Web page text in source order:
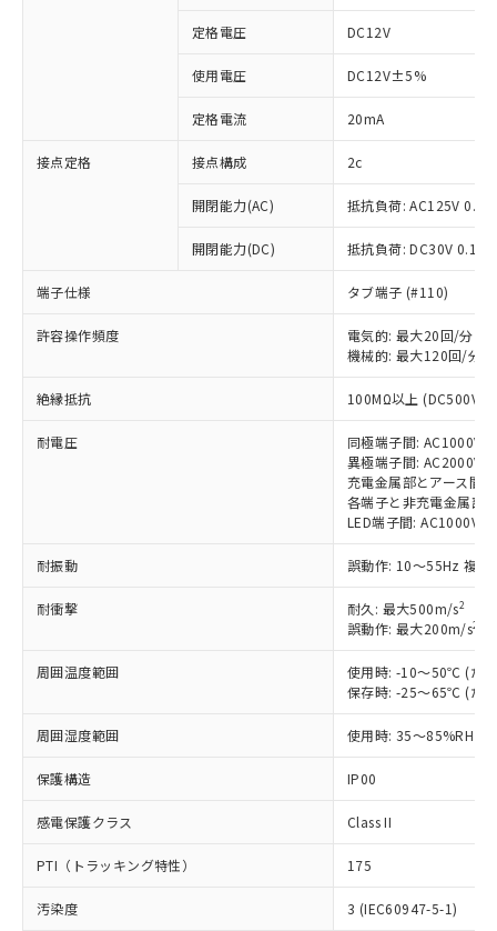
定格電圧 DC12V
使用電圧 DC12V±5%
定格電流 20mA
接点定格 接点構成 2c
開閉能力(AC) 抵抗負荷: AC125V 0.1A
開閉能力(DC) 抵抗負荷: DC30V 0.1A
端子仕様 タブ端子 (#110)
許容操作頻度
電気的: 最大20回/分
機械的: 最大120回/分
絶縁抵抗 100MΩ以上 (DC500Vメ
耐電圧
同極端子間: AC1000V
異極端子間: AC2000V
充電金属部とアース間
各端子と非充電金属部
LED端子間: AC1000V
耐振動 誤動作: 10～55Hz 複
耐衝撃 耐久: 最大500m/s2
誤動作: 最大200m/s2
周囲温度範囲
使用時: -10～50℃ (た
保存時: -25～65℃ (た
周囲湿度範囲 使用時: 35～85%RH
保護構造 IP00
感電保護クラス Class II
PTI（トラッキング特性） 175
汚染度 3 (IEC60947-5-1)
本サービスは、当社制御機器事業取扱
商品の当社在庫状況および標準価格
(税抜)を提供させていただくもので
当社制御機器事業取扱商品の中には、
本サービスの対象外となる商品もある
在庫状況および標準価格照会結果は、
記載している更新日時点での社内デー
タに基づき作成されるものであり、閲
覧された時点での実際の在庫および標
準価格とは異なる場合があることをご
対応済み：EU RoHS指令（10物質）の
非含有に対応した製品が提供可能な商品で
対応予定：EU RoHS指令（10物質）の非含
有に対応した製品に切り替える予定のある
対応予定なし：EU RoHS指令（10物質）の
非含有に非対応の商品で、対応品を出す予
調査・確認中：EU RoHS指令（10物質）の
非含有の対応状況を調査中または確認中の
商品です。
非該当品：ライセンス料など無形物で、有
害物質有無と関係のない商品です。
いたものが、含有品と判明した場合などや
むを得ず変更することがあります。
鉛(Pb) 1000ppm以下、 水銀(Hg) 1000ppm以下、 カド
ミウム(Cd) 100ppm以下、
六価クロム(Cr(Ⅵ)) 1000ppm以下、ポリ臭化ビフェニル
類(PBB) 1000ppm以下、ポリ臭化ジフェニルエーテル類
(PBDE) 1000ppm以下、フタル酸ビス(2-エチルヘキシ
「○」：最大均質材料含有率が中国RoHSの
「×」：最大均質材料含有率が中国RoHSの
基準値を超えていることを示します。
い合わせください。
*中国RoHS10物質の基準値 (GB/T26572)：
Cr(Ⅵ)(六価クロム) : 1000ppm、 PBBs(ポリ臭化ビフェ
当社は、これら貴社製品のうち、外国
為替および外国貿易法に定める商品
（以下｢規制貨物等」という）を輸出
または国外への提供する場合は、日本
国政府の輸出許可(または役務取引許
可)を取得するなどの必要な手続きを
記
号
説明